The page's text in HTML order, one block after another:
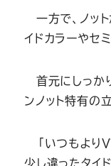
一方で、ノッ
イドカラーやセ
首元にしっか
ンノット特有の
「いつもより
少し違ったタイ